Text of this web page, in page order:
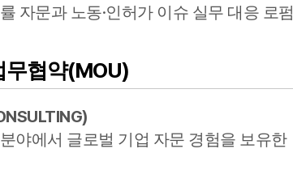
자문과 노동·인허가 이슈 실무 대응 로펌
협약(MOU)
)
야에서 글로벌 기업 자문 경험을 보유한